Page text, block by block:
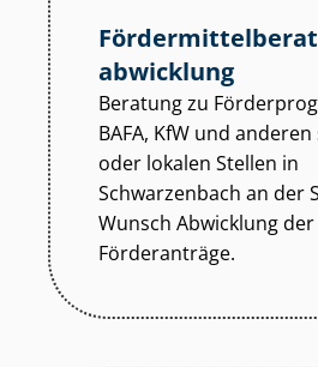
abwicklung
Beratung zu
BAFA, KfW und
oder lokalen Stellen in
Schwarzenbach an der
Wunsch Abwicklung der
Förderanträge.